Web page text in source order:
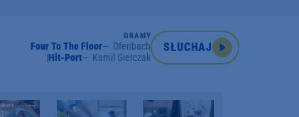
GRAMY
Four To The Floor
Ofenbach
Hit-Port
Kamil Gierczak
SŁUCHAJ